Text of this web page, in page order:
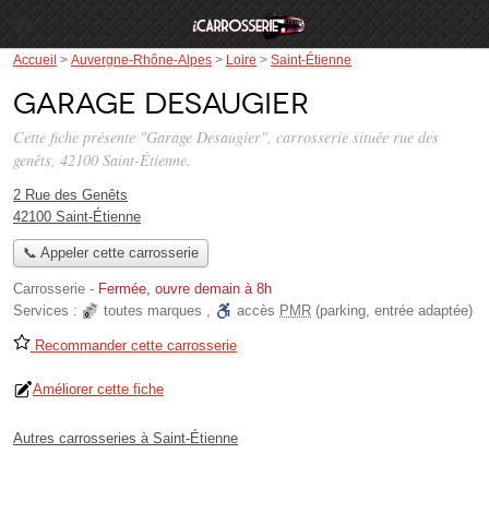
Accueil > Auvergne-Rhône-Alpes > Loire > Saint-Étienne
Garage Desaugier
Cette fiche présente "Garage Desaugier", carrosserie située rue des
genêts, 42100 Saint-Étienne.
2 Rue des Genêts
42100 Saint-Étienne
📞 Appeler cette carrosserie
Carrosserie - Fermée, ouvre demain à 8h
Services :
toutes marques , accès PMR (parking, entrée adaptée)
Recommander cette carrosserie
Améliorer cette fiche
Autres carrosseries à Saint-Étienne